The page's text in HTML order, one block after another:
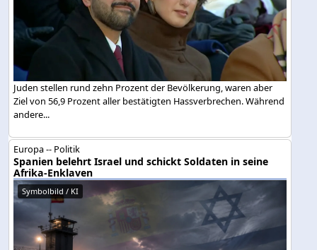
Juden stellen rund zehn Prozent der Bevölkerung, waren aber
Ziel von 56,9 Prozent aller bestätigten Hassverbrechen. Während
andere...
Europa -- Politik
Spanien belehrt Israel und schickt Soldaten in seine
Afrika-Enklaven
Symbolbild / KI